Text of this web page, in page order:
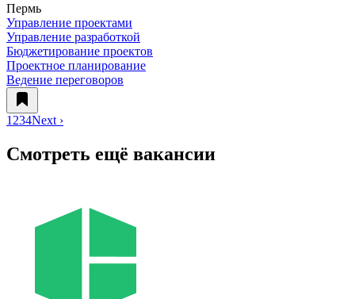
Пермь
Управление проектами
Управление разработкой
Бюджетирование проектов
Проектное планирование
Ведение переговоров
1 234Next ›
Смотреть ещё вакансии